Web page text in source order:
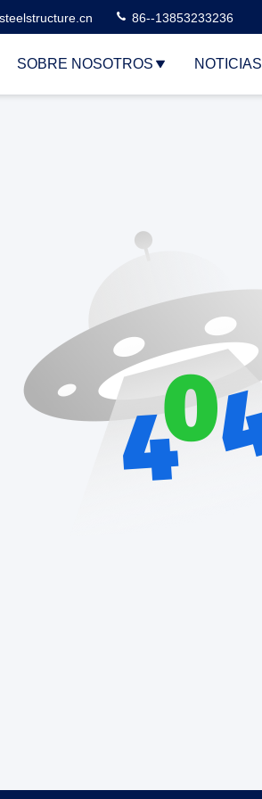
86--13853233236
SOBRE NOSOTROS NOTICIAS